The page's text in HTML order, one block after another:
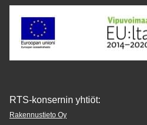
RTS-konsernin yhtiöt:
Rakennustieto Oy